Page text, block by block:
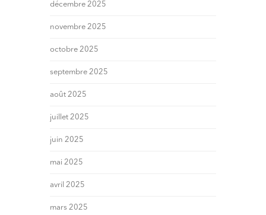
décembre 2025
novembre 2025
octobre 2025
septembre 2025
août 2025
juillet 2025
juin 2025
mai 2025
avril 2025
mars 2025